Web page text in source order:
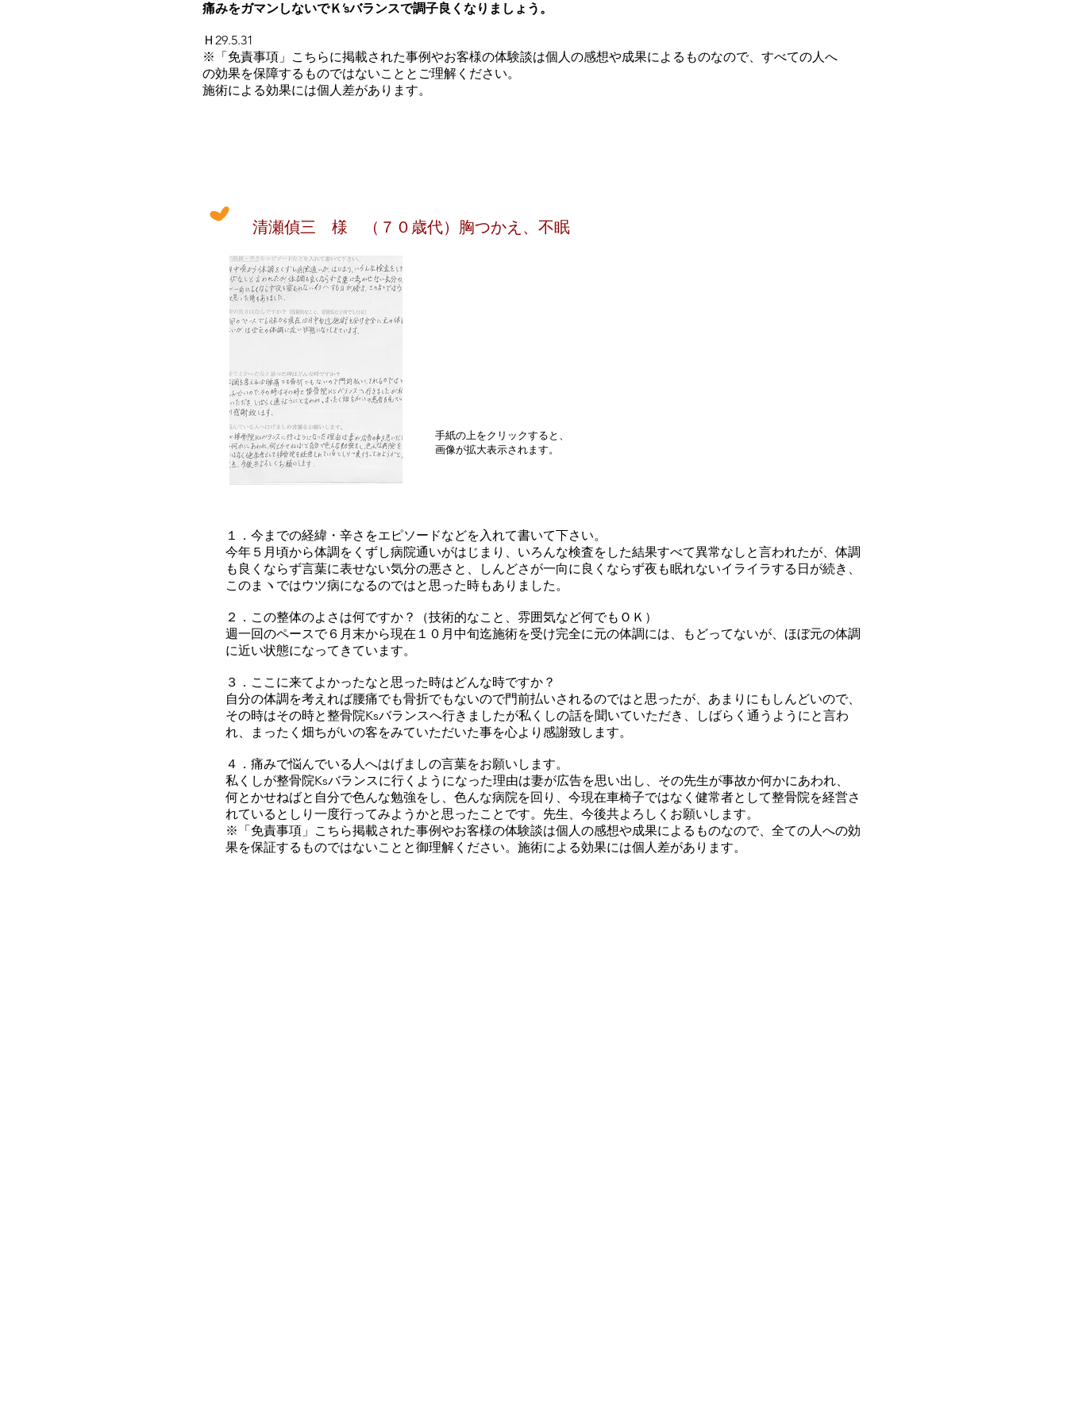
痛みをガマンしないでＫ’sバランスで調子良くなりましょう。
Ｈ29.5.31
※「免責事項」こちらに掲載された事例やお客様の体験談は個人の感想や成果によるものなので、すべての人へ
の効果を保障するものではないこととご理解ください。
施術による効果には個人差があります。
清瀬偵三 様 （７０歳代）胸つかえ、不眠
手紙の上をクリックすると、
画像が拡大表示されます。
１．今までの経緯・辛さをエピソードなどを入れて書いて下さい。
今年５月頃から体調をくずし病院通いがはじまり、いろんな検査をした結果すべて異常なしと言われたが、体調
も良くならず言葉に表せない気分の悪さと、しんどさが一向に良くならず夜も眠れないイライラする日が続き、
このまヽではウツ病になるのではと思った時もありました。
２．この整体のよさは何ですか？（技術的なこと、雰囲気など何でもＯＫ）
週一回のペースで６月末から現在１０月中旬迄施術を受け完全に元の体調には、もどってないが、ほぼ元の体調
に近い状態になってきています。
３．ここに来てよかったなと思った時はどんな時ですか？
自分の体調を考えれば腰痛でも骨折でもないので門前払いされるのではと思ったが、あまりにもしんどいので、
その時はその時と整骨院Ksバランスへ行きましたが私くしの話を聞いていただき、しばらく通うようにと言わ
れ、まったく畑ちがいの客をみていただいた事を心より感謝致します。
４．痛みで悩んでいる人へはげましの言葉をお願いします。
私くしが整骨院Ksバランスに行くようになった理由は妻が広告を思い出し、その先生が事故か何かにあわれ、
何とかせねばと自分で色んな勉強をし、色んな病院を回り、今現在車椅子ではなく健常者として整骨院を経営さ
れているとしり一度行ってみようかと思ったことです。先生、今後共よろしくお願いします。
※「免責事項」こちら掲載された事例やお客様の体験談は個人の感想や成果によるものなので、全ての人への効
果を保証するものではないことと御理解ください。施術による効果には個人差があります。